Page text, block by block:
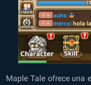
Maple Tale ofrece una